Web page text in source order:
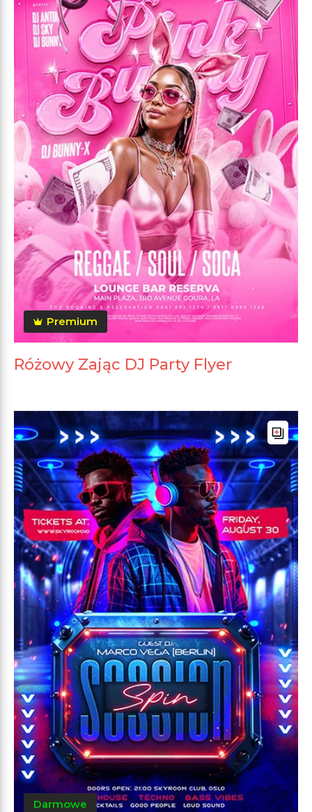
Premium
Różowy Zając DJ Party Flyer
Darmowe